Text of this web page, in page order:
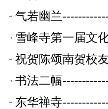
气若幽兰
雪峰寺第一届文
祝贺陈颂南贺校
品】
书法二幅
东华禅寺